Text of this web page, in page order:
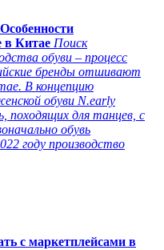
в Китае Поиск
обуви – процесс
бренды отшивают
В концепцию
обуви N.early
походящих для танцев, с
обувь
году производство
с маркетплейсами в